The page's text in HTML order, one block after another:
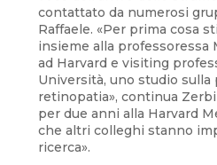
contattato da numerosi
Raffaele. «Per prima cosa
insieme alla professoressa
ad Harvard e visiting
Università, uno studio sulla
retinopatia», continua
per due anni alla Harvard
che altri colleghi stanno
ricerca».